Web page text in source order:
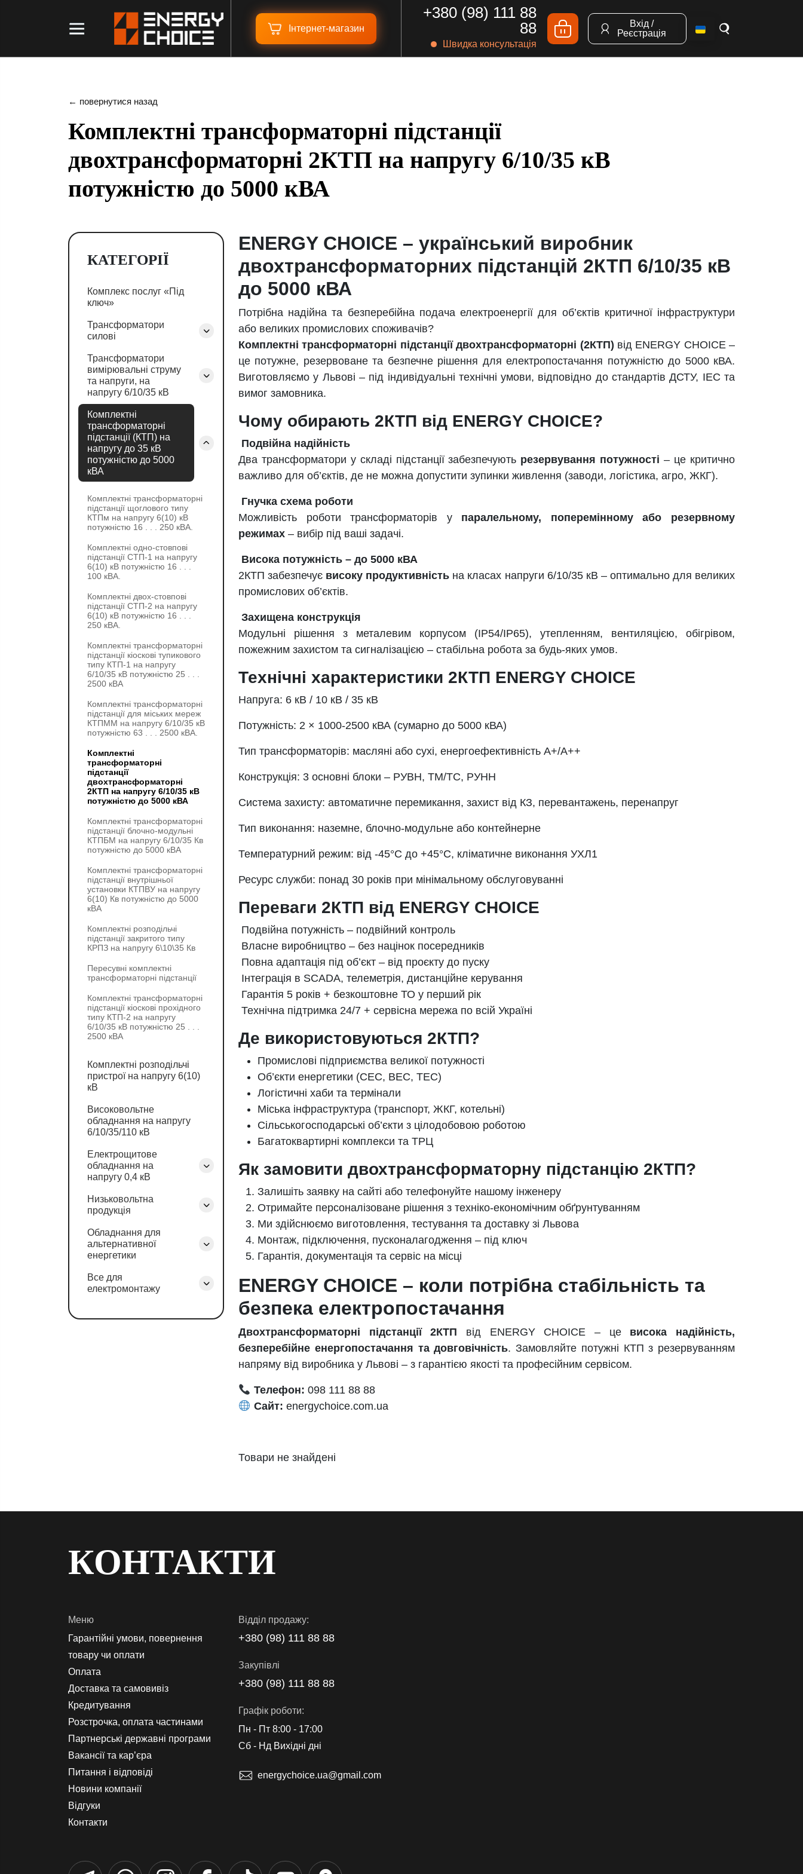
Iнтернет-магазин
+380 (98) 111 88
88
Швидка консультація
Вхід /
Реєстрація
← повернутися назад
Комплектні трансформаторні підстанції
двохтрансформаторні 2КТП на напругу 6/10/35 кВ
потужністю до 5000 кВА
КАТЕГОРІЇ
Комплекс послуг «Під
ключ»
Трансформатори
силові
Трансформатори
вимірювальні струму
та напруги, на
напругу 6/10/35 кВ
Комплектні
трансформаторні
підстанції (КТП) на
напругу до 35 кВ
потужністю до 5000
кВА
Комплектні трансформаторні
підстанції щоглового типу
КТПм на напругу 6(10) кВ
потужністю 16 . . . 250 кВА.
Комплектні одно-стовпові
підстанції СТП-1 на напругу
6(10) кВ потужністю 16 . . .
100 кВА.
Комплектні двох-стовпові
підстанції СТП-2 на напругу
6(10) кВ потужністю 16 . . .
250 кВА.
Комплектні трансформаторні
підстанції кіоскові тупикового
типу КТП-1 на напругу
6/10/35 кВ потужністю 25 . . .
2500 кВА
Комплектні трансформаторні
підстанції для міських мереж
КТПММ на напругу 6/10/35 кВ
потужністю 63 . . . 2500 кВА.
Комплектні
трансформаторні
підстанції
двохтрансформаторні
2КТП на напругу 6/10/35 кВ
потужністю до 5000 кВА
Комплектні трансформаторні
підстанції блочно-модульні
КТПБМ на напругу 6/10/35 Кв
потужністю до 5000 кВА
Комплектні трансформаторні
підстанції внутрішньої
установки КТПВУ на напругу
6(10) Кв потужністю до 5000
кВА
Комплектні розподільчі
підстанції закритого типу
КРПЗ на напругу 6\10\35 Кв
Пересувні комплектні
трансформаторні підстанції
Комплектні трансформаторні
підстанції кіоскові прохідного
типу КТП-2 на напругу
6/10/35 кВ потужністю 25 . . .
2500 кВА
Комплектні розподільчі
пристрої на напругу 6(10)
кВ
Високовольтне
обладнання на напругу
6/10/35/110 кВ
Електрощитове
обладнання на
напругу 0,4 кВ
Низьковольтна
продукція
Обладнання для
альтернативної
енергетики
Все для
електромонтажу
ENERGY CHOICE – український виробник
двохтрансформаторних підстанцій 2КТП 6/10/35 кВ
до 5000 кВА
Потрібна надійна та безперебійна подача електроенергії для об’єктів критичної інфраструктури
або великих промислових споживачів?
Комплектні трансформаторні підстанції двохтрансформаторні (2КТП) від ENERGY CHOICE –
це потужне, резервоване та безпечне рішення для електропостачання потужністю до 5000 кВА.
Виготовляємо у Львові – під індивідуальні технічні умови, відповідно до стандартів ДСТУ, IEC та
вимог замовника.
Чому обирають 2КТП від ENERGY CHOICE?
Подвійна надійність
Два трансформатори у складі підстанції забезпечують резервування потужності – це критично
важливо для об’єктів, де не можна допустити зупинки живлення (заводи, логістика, агро, ЖКГ).
Гнучка схема роботи
Можливість роботи трансформаторів у паралельному, поперемінному або резервному
режимах – вибір під ваші задачі.
Висока потужність – до 5000 кВА
2КТП забезпечує високу продуктивність на класах напруги 6/10/35 кВ – оптимально для великих
промислових об’єктів.
Захищена конструкція
Модульні рішення з металевим корпусом (IP54/IP65), утепленням, вентиляцією, обігрівом,
пожежним захистом та сигналізацією – стабільна робота за будь-яких умов.
Технічні характеристики 2КТП ENERGY CHOICE
Напруга: 6 кВ / 10 кВ / 35 кВ
Потужність: 2 × 1000-2500 кВА (сумарно до 5000 кВА)
Тип трансформаторів: масляні або сухі, енергоефективність А+/А++
Конструкція: 3 основні блоки – РУВН, ТМ/ТС, РУНН
Система захисту: автоматичне перемикання, захист від КЗ, перевантажень, перенапруг
Тип виконання: наземне, блочно-модульне або контейнерне
Температурний режим: від -45°C до +45°C, кліматичне виконання УХЛ1
Ресурс служби: понад 30 років при мінімальному обслуговуванні
Переваги 2КТП від ENERGY CHOICE
Подвійна потужність – подвійний контроль
Власне виробництво – без націнок посередників
Повна адаптація під об’єкт – від проєкту до пуску
Інтеграція в SCADA, телеметрія, дистанційне керування
Гарантія 5 років + безкоштовне ТО у перший рік
Технічна підтримка 24/7 + сервісна мережа по всій Україні
Де використовуються 2КТП?
Промислові підприємства великої потужності
Об’єкти енергетики (СЕС, ВЕС, ТЕС)
Логістичні хаби та термінали
Міська інфраструктура (транспорт, ЖКГ, котельні)
Сільськогосподарські об’єкти з цілодобовою роботою
Багатоквартирні комплекси та ТРЦ
Як замовити двохтрансформаторну підстанцію 2КТП?
Залишіть заявку на сайті або телефонуйте нашому інженеру
Отримайте персоналізоване рішення з техніко-економічним обґрунтуванням
Ми здійснюємо виготовлення, тестування та доставку зі Львова
Монтаж, підключення, пусконалагодження – під ключ
Гарантія, документація та сервіс на місці
ENERGY CHOICE – коли потрібна стабільність та
безпека електропостачання
Двохтрансформаторні підстанції 2КТП від ENERGY CHOICE – це висока надійність,
безперебійне енергопостачання та довговічність. Замовляйте потужні КТП з резервуванням
напряму від виробника у Львові – з гарантією якості та професійним сервісом.
Телефон: 098 111 88 88
Сайт: energychoice.com.ua
Товари не знайдені
КОНТАКТИ
Меню
Гарантійні умови, повернення
товару чи оплати
Оплата
Доставка та самовивіз
Кредитування
Розстрочка, оплата частинами
Партнерські державні програми
Вакансії та кар’єра
Питання і відповіді
Новини компанії
Відгуки
Контакти
Вiддiл продажу:
+380 (98) 111 88 88
Закупівлі
+380 (98) 111 88 88
Графік роботи:
Пн - Пт 8:00 - 17:00
Сб - Нд Вихідні дні
energychoice.ua@gmail.com